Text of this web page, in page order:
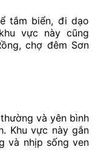
tắm biển, đi dạo
vực này cũng
chợ đêm Sơn
và yên bình
Khu vực này gắn
và nhịp sống ven